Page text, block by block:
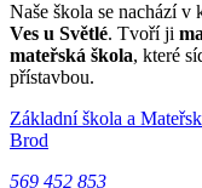
Naše škola se nachází v
Ves u Světlé. Tvoří ji
mateřská škola, které
přístavbou.
Základní škola a
Brod
569 452 853